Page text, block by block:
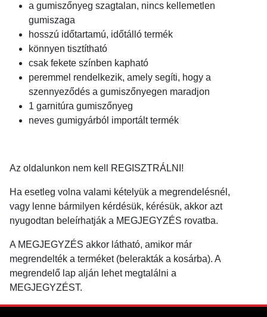
a gumiszőnyeg szagtalan, nincs kellemetlen
gumiszaga
hosszú időtartamú, időtálló termék
könnyen tisztítható
csak fekete színben kapható
peremmel rendelkezik, amely segíti, hogy a
szennyeződés a gumiszőnyegen maradjon
1 garnitúra gumiszőnyeg
neves gumigyárból importált termék
Az oldalunkon nem kell REGISZTRÁLNI!
Ha esetleg volna valami kételyük a megrendelésnél,
vagy lenne bármilyen kérdésük, kérésük, akkor azt
nyugodtan beleírhatják a MEGJEGYZÉS rovatba.
A MEGJEGYZÉS akkor látható, amikor már
megrendelték a terméket (belerakták a kosárba). A
megrendelő lap alján lehet megtalálni a
MEGJEGYZÉST.